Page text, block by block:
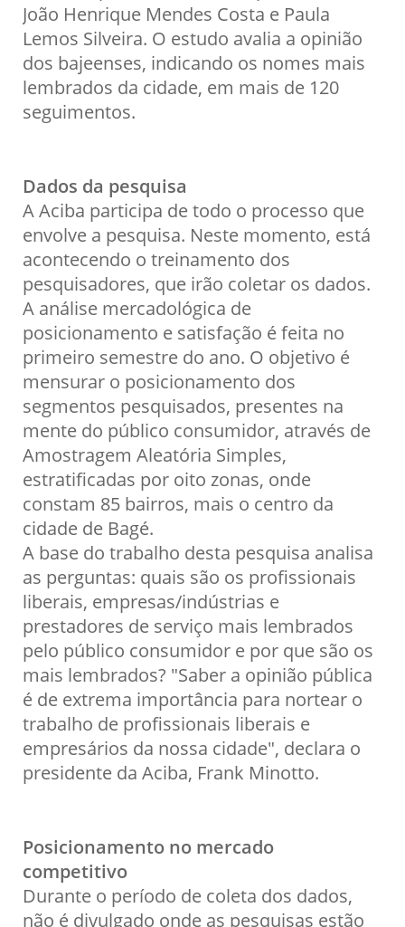
João Henrique Mendes Costa e Paula
Lemos Silveira. O estudo avalia a opinião
dos bajeenses, indicando os nomes mais
lembrados da cidade, em mais de 120
seguimentos.
Dados da pesquisa
A Aciba participa de todo o processo que
envolve a pesquisa. Neste momento, está
acontecendo o treinamento dos
pesquisadores, que irão coletar os dados.
A análise mercadológica de
posicionamento e satisfação é feita no
primeiro semestre do ano. O objetivo é
mensurar o posicionamento dos
segmentos pesquisados, presentes na
mente do público consumidor, através de
Amostragem Aleatória Simples,
estratificadas por oito zonas, onde
constam 85 bairros, mais o centro da
cidade de Bagé.
A base do trabalho desta pesquisa analisa
as perguntas: quais são os profissionais
liberais, empresas/indústrias e
prestadores de serviço mais lembrados
pelo público consumidor e por que são os
mais lembrados? "Saber a opinião pública
é de extrema importância para nortear o
trabalho de profissionais liberais e
empresários da nossa cidade", declara o
presidente da Aciba, Frank Minotto.
Posicionamento no mercado
competitivo
Durante o período de coleta dos dados,
não é divulgado onde as pesquisas estão